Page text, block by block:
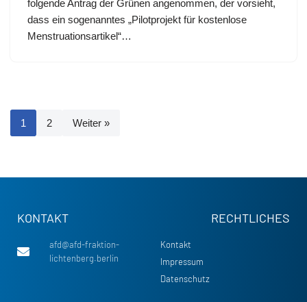
folgende Antrag der Grünen angenommen, der vorsieht,
dass ein sogenanntes „Pilotprojekt für kostenlose
Menstruationsartikel“…
1 2 Weiter »
KONTAKT
afd@afd-fraktion-
lichtenberg.berlin
RECHTLICHES
Kontakt
Impressum
Datenschutz